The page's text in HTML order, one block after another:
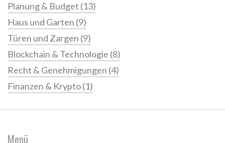
Planung & Budget (13)
Haus und Garten (9)
Türen und Zargen (9)
Blockchain & Technologie (8)
Recht & Genehmigungen (4)
Finanzen & Krypto(1)
Menü